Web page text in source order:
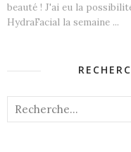
beauté ! J'ai eu la
HydraFacial la semaine ...